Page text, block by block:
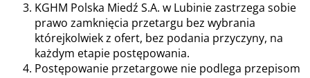
KGHM Polska Miedź S.A. w Lubinie zastrzega sobie
prawo zamknięcia przetargu bez wybrania
którejkolwiek z ofert, bez podania przyczyny, na
każdym etapie postępowania.
Postępowanie przetargowe nie podlega przepisom